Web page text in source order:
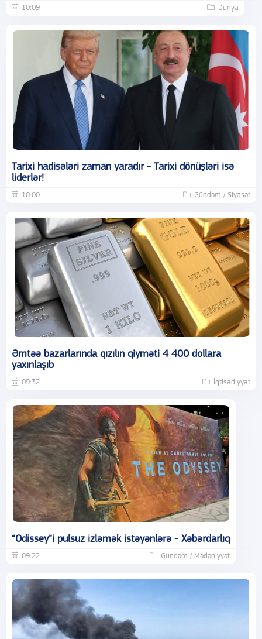
10:09 Dünya
Tarixi hadisələri zaman yaradır - Tarixi dönüşləri isə
liderlər!
10:00 Gündəm / Siyasət
Əmtəə bazarlarında qızılın qiyməti 4 400 dollara
yaxınlaşıb
09:32 İqtisadiyyat
“Odissey”i pulsuz izləmək istəyənlərə - Xəbərdarlıq
09:22 Gündəm / Mədəniyyət